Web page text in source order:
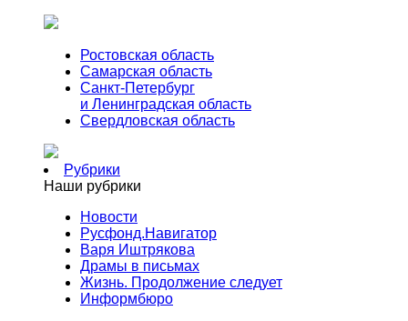
Ростовская область
Самарская область
Санкт-Петербург
и Ленинградская область
Свердловская область
Рубрики
Наши рубрики
Новости
Русфонд.Навигатор
Варя Иштрякова
Драмы в письмах
Жизнь. Продолжение следует
Информбюро